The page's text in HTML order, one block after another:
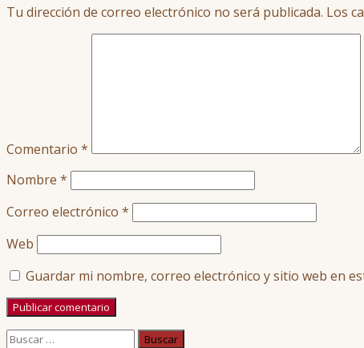
Tu dirección de correo electrónico no será publicada. Los
Comentario *
Nombre *
Correo electrónico *
Web
Guardar mi nombre, correo electrónico y sitio web en
Buscar: